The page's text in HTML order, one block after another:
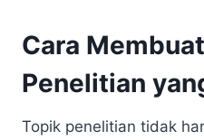
Cara
Penelitian
Topik penelitian tidak